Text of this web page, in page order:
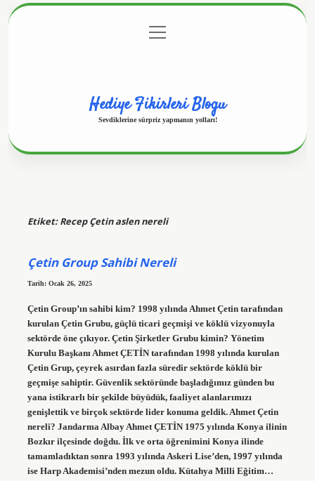
Gizlilik Politikası
menüyü
aç
Hediye Fikirleri Blogu
Sevdiklerine sürpriz yapmanın yolları!
Etiket:Recep Çetin aslen nereli
Çetin Group Sahibi Nereli
Tarih: Ocak 26, 2025
Çetin Group’ın sahibi kim? 1998 yılında Ahmet Çetin tarafından
kurulan Çetin Grubu, güçlü ticari geçmişi ve köklü vizyonuyla
sektörde öne çıkıyor. Çetin Şirketler Grubu kimin? Yönetim
Kurulu Başkanı Ahmet ÇETİN tarafından 1998 yılında kurulan
Çetin Grup, çeyrek asırdan fazla süredir sektörde köklü bir
geçmişe sahiptir. Güvenlik sektöründe başladığımız günden bu
yana istikrarlı bir şekilde büyüdük, faaliyet alanlarımızı
genişlettik ve birçok sektörde lider konuma geldik. Ahmet Çetin
nereli? Jandarma Albay Ahmet ÇETİN 1975 yılında Konya ilinin
Bozkır ilçesinde doğdu. İlk ve orta öğrenimini Konya ilinde
tamamladıktan sonra 1993 yılında Askeri Lise’den, 1997 yılında
ise Harp Akademisi’nden mezun oldu. Kütahya Milli Eğitim…